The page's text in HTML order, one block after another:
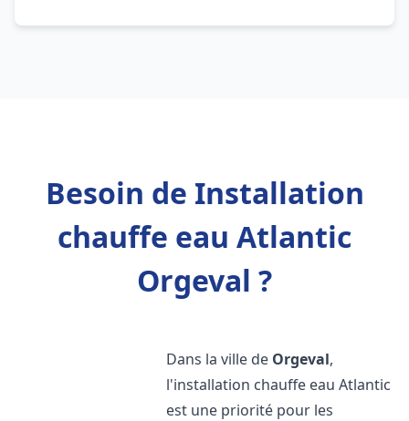
Besoin de Installation
chauffe eau Atlantic
Orgeval ?
Dans la ville de Orgeval,
l'installation chauffe eau Atlantic
est une priorité pour les